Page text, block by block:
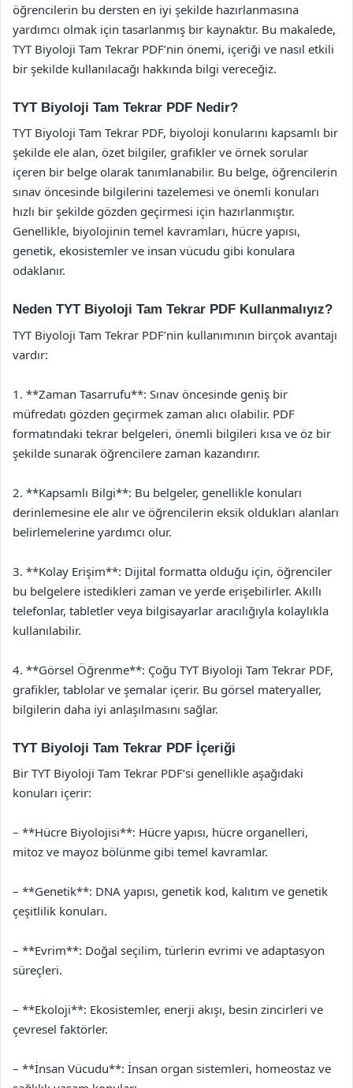
öğrencilerin bu dersten en iyi şekilde hazırlanmasına
yardımcı olmak için tasarlanmış bir kaynaktır. Bu makalede,
TYT Biyoloji Tam Tekrar PDF’nin önemi, içeriği ve nasıl etkili
bir şekilde kullanılacağı hakkında bilgi vereceğiz.
TYT Biyoloji Tam Tekrar PDF Nedir?
TYT Biyoloji Tam Tekrar PDF, biyoloji konularını kapsamlı bir
şekilde ele alan, özet bilgiler, grafikler ve örnek sorular
içeren bir belge olarak tanımlanabilir. Bu belge, öğrencilerin
sınav öncesinde bilgilerini tazelemesi ve önemli konuları
hızlı bir şekilde gözden geçirmesi için hazırlanmıştır.
Genellikle, biyolojinin temel kavramları, hücre yapısı,
genetik, ekosistemler ve insan vücudu gibi konulara
odaklanır.
Neden TYT Biyoloji Tam Tekrar PDF Kullanmalıyız?
TYT Biyoloji Tam Tekrar PDF’nin kullanımının birçok avantajı
vardır:
1. **Zaman Tasarrufu**: Sınav öncesinde geniş bir
müfredatı gözden geçirmek zaman alıcı olabilir. PDF
formatındaki tekrar belgeleri, önemli bilgileri kısa ve öz bir
şekilde sunarak öğrencilere zaman kazandırır.
2. **Kapsamlı Bilgi**: Bu belgeler, genellikle konuları
derinlemesine ele alır ve öğrencilerin eksik oldukları alanları
belirlemelerine yardımcı olur.
3. **Kolay Erişim**: Dijital formatta olduğu için, öğrenciler
bu belgelere istedikleri zaman ve yerde erişebilirler. Akıllı
telefonlar, tabletler veya bilgisayarlar aracılığıyla kolaylıkla
kullanılabilir.
4. **Görsel Öğrenme**: Çoğu TYT Biyoloji Tam Tekrar PDF,
grafikler, tablolar ve şemalar içerir. Bu görsel materyaller,
bilgilerin daha iyi anlaşılmasını sağlar.
TYT Biyoloji Tam Tekrar PDF İçeriği
Bir TYT Biyoloji Tam Tekrar PDF’si genellikle aşağıdaki
konuları içerir:
– **Hücre Biyolojisi**: Hücre yapısı, hücre organelleri,
mitoz ve mayoz bölünme gibi temel kavramlar.
– **Genetik**: DNA yapısı, genetik kod, kalıtım ve genetik
çeşitlilik konuları.
– **Evrim**: Doğal seçilim, türlerin evrimi ve adaptasyon
süreçleri.
– **Ekoloji**: Ekosistemler, enerji akışı, besin zincirleri ve
çevresel faktörler.
– **İnsan Vücudu**: İnsan organ sistemleri, homeostaz ve